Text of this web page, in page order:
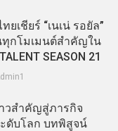
เชียร์ “เนเน่ รอยัล”
ทุกโมเมนต์สำคัญใน
SEASON 21
าวสำคัญสู่ภารกิจ
ดับโลก บทพิสูจน์